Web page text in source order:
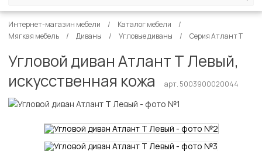
Интернет-магазин мебели
Каталог мебели
Мягкая мебель
Диваны Угловые диваны Серия Атлант Т
Угловой диван Атлант Т Левый,
искусственная кожа
арт. 5003900020044